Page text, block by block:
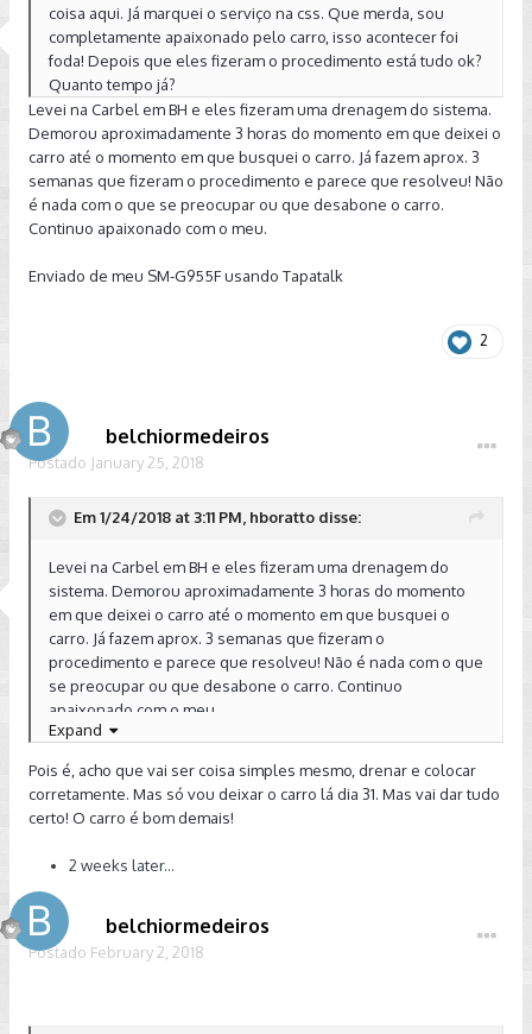
Pesquisando na internet, encontrei um tópico no VW Up!
clube discutindo a mesma questão nos motores TSI, com
vários casos semelhantes, e inclusive um proprietário de A3
2.0 TFSI nacional comentando por lá a mesma experiência.
Pelo que andei lendo por lá, parece que se trata de ar no
sistema e que com o tempo a situação irá se normalizar,
como aconteceu com alguns em relatos. Alguém aqui, seja
de 1.0 TSI, 1.4 TSI, 1.6 MSI ou GTI já passou pela mesma
situação?
coisa aqui. Já marquei o serviço na css. Que merda, sou
completamente apaixonado pelo carro, isso acontecer foi
foda! Depois que eles fizeram o procedimento está tudo ok?
Quanto tempo já?
Levei na Carbel em BH e eles fizeram uma drenagem do sistema.
Demorou aproximadamente 3 horas do momento em que deixei o
carro até o momento em que busquei o carro. Já fazem aprox. 3
semanas que fizeram o procedimento e parece que resolveu! Não
é nada com o que se preocupar ou que desabone o carro.
Continuo apaixonado com o meu.
Enviado de meu SM-G955F usando Tapatalk
2
belchiormedeiros
Postado January 25, 2018
Em 1/24/2018 at 3:11 PM, hboratto disse:
Levei na Carbel em BH e eles fizeram uma drenagem do
sistema. Demorou aproximadamente 3 horas do momento
em que deixei o carro até o momento em que busquei o
carro. Já fazem aprox. 3 semanas que fizeram o
procedimento e parece que resolveu! Não é nada com o que
se preocupar ou que desabone o carro. Continuo
apaixonado com o meu.
Expand
Pois é, acho que vai ser coisa simples mesmo, drenar e colocar
corretamente. Mas só vou deixar o carro lá dia 31. Mas vai dar tudo
certo! O carro é bom demais!
2 weeks later...
belchiormedeiros
Postado February 2, 2018